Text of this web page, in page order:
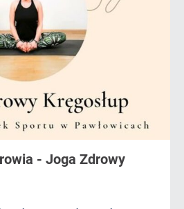
- Joga Zdrowy